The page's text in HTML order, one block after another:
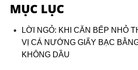
MỤC LỤC
LỜI NGỎ: KHI CĂN BẾP NHỎ
VỊ CÁ NƯỚNG GIẤY BẠC
KHÔNG DẦU